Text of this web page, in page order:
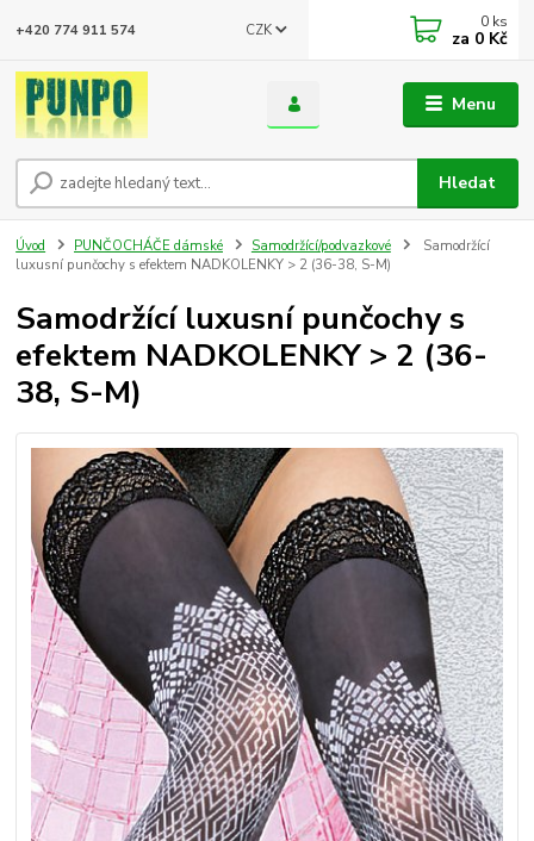
Menu
CZK
Hledat
+420 774 911 574 0 ks
za 0 Kč
Úvod PUNČOCHÁČE dámské Samodržící/podvazkové
Samodržící
luxusní punčochy s efektem NADKOLENKY > 2 (36-38, S-M)
Samodržící luxusní punčochy s
efektem NADKOLENKY > 2 (36-
38, S-M)